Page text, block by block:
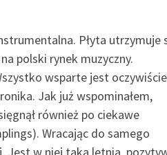
Płyta utrzymuje
polski rynek muzyczny.
wsparte jest oczywiście
Jak już wspominałem,
również po ciekawe
Wracając do samego
w niej taka letnia,